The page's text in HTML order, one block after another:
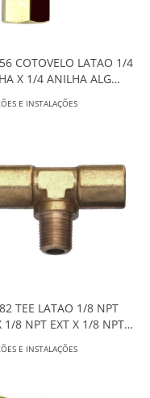
COTOVELO LATAO 1/4
X 1/4 ANILHA ALG
E INSTALAÇÕES
TEE LATAO 1/8 NPT
1/8 NPT EXT X 1/8 NPT
E INSTALAÇÕES